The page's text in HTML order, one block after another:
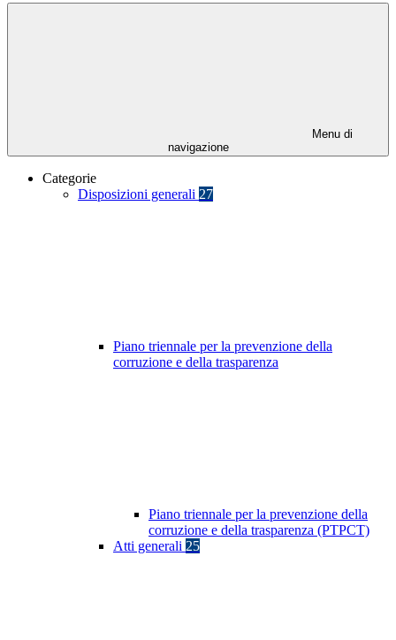
Menu di
navigazione
Categorie
Disposizioni generali 27
Piano triennale per la prevenzione della
corruzione e della trasparenza
Piano triennale per la prevenzione della
corruzione e della trasparenza (PTPCT)
Atti generali 25